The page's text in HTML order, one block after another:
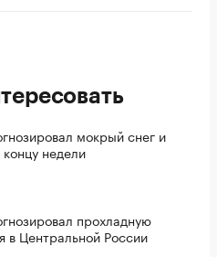
мокрый снег и
недели
прохладную
в Центральной России